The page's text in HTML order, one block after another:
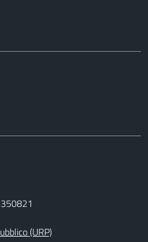
(URP)